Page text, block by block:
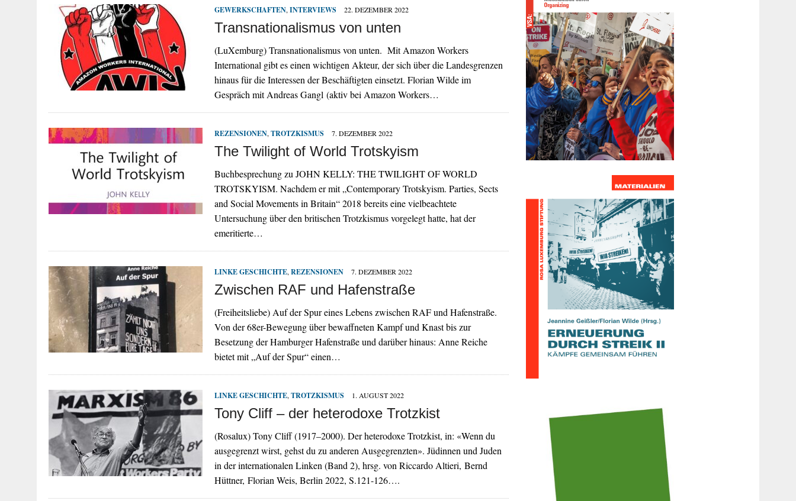
GEWERKSCHAFTEN, INTERVIEWS 22. DEZEMBER 2022
Transnationalismus von unten
(LuXemburg) Transnationalismus von unten. Mit Amazon Workers
International gibt es einen wichtigen Akteur, der sich über die Landesgrenzen
hinaus für die Interessen der Beschäftigten einsetzt. Florian Wilde im
Gespräch mit Andreas Gangl (aktiv bei Amazon Workers…
REZENSIONEN, TROTZKISMUS 7. DEZEMBER 2022
The Twilight of World Trotskyism
Buchbesprechung zu JOHN KELLY: THE TWILIGHT OF WORLD
TROTSKYISM. Nachdem er mit „Contemporary Trotskyism. Parties, Sects
and Social Movements in Britain“ 2018 bereits eine vielbeachtete
Untersuchung über den britischen Trotzkismus vorgelegt hatte, hat der
emeritierte…
LINKE GESCHICHTE, REZENSIONEN 7. DEZEMBER 2022
Zwischen RAF und Hafenstraße
(Freiheitsliebe) Auf der Spur eines Lebens zwischen RAF und Hafenstraße.
Von der 68er-Bewegung über bewaffneten Kampf und Knast bis zur
Besetzung der Hamburger Hafenstraße und darüber hinaus: Anne Reiche
bietet mit „Auf der Spur“ einen…
LINKE GESCHICHTE, TROTZKISMUS 1. AUGUST 2022
Tony Cliff – der heterodoxe Trotzkist
(Rosalux) Tony Cliff (1917–2000). Der heterodoxe Trotzkist, in: «Wenn du
ausgegrenzt wirst, gehst du zu anderen Ausgegrenzten». Jüdinnen und Juden
in der internationalen Linken (Band 2), hrsg. von Riccardo Altieri, Bernd
Hüttner, Florian Weis, Berlin 2022, S.121-126….